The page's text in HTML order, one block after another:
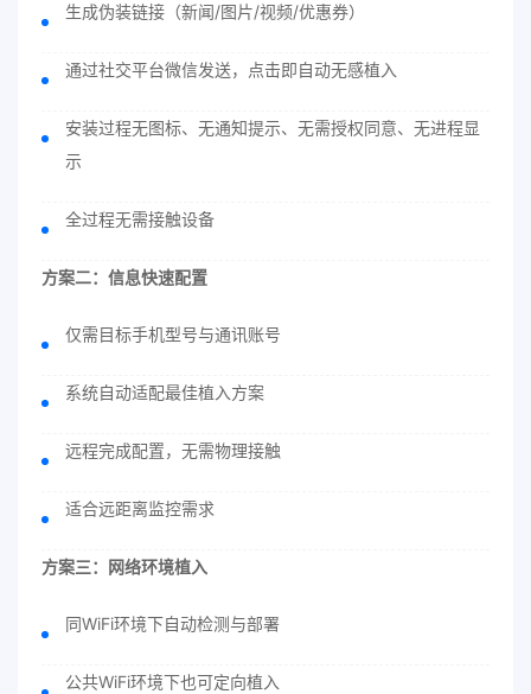
生成伪装链接（新闻/图片/视频/优惠券）
通过社交平台微信发送，点击即自动无感植入
安装过程无图标、无通知提示、无需授权同意、无进程显
示
全过程无需接触设备
方案二：信息快速配置
仅需目标手机型号与通讯账号
系统自动适配最佳植入方案
远程完成配置，无需物理接触
适合远距离监控需求
方案三：网络环境植入
同WiFi环境下自动检测与部署
公共WiFi环境下也可定向植入